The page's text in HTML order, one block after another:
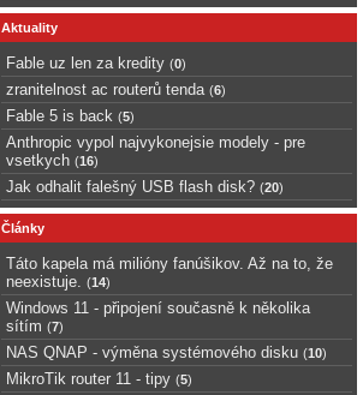
Aktuality
Fable uz len za kredity (0)
zranitelnost ac routerů tenda (6)
Fable 5 is back (5)
Anthropic vypol najvykonejsie modely - pre
vsetkych (16)
Jak odhalit falešný USB flash disk? (20)
Články
Táto kapela má milióny fanúšikov. Až na to, že
neexistuje.
(14)
Windows 11 - připojení současně k několika
sítím (7)
NAS QNAP - výměna systémového disku (10)
MikroTik router 11 - tipy (5)